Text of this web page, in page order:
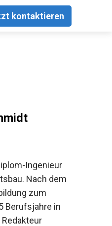
kontaktieren
Ingenieur
Nach dem
zum
Berufsjahre in